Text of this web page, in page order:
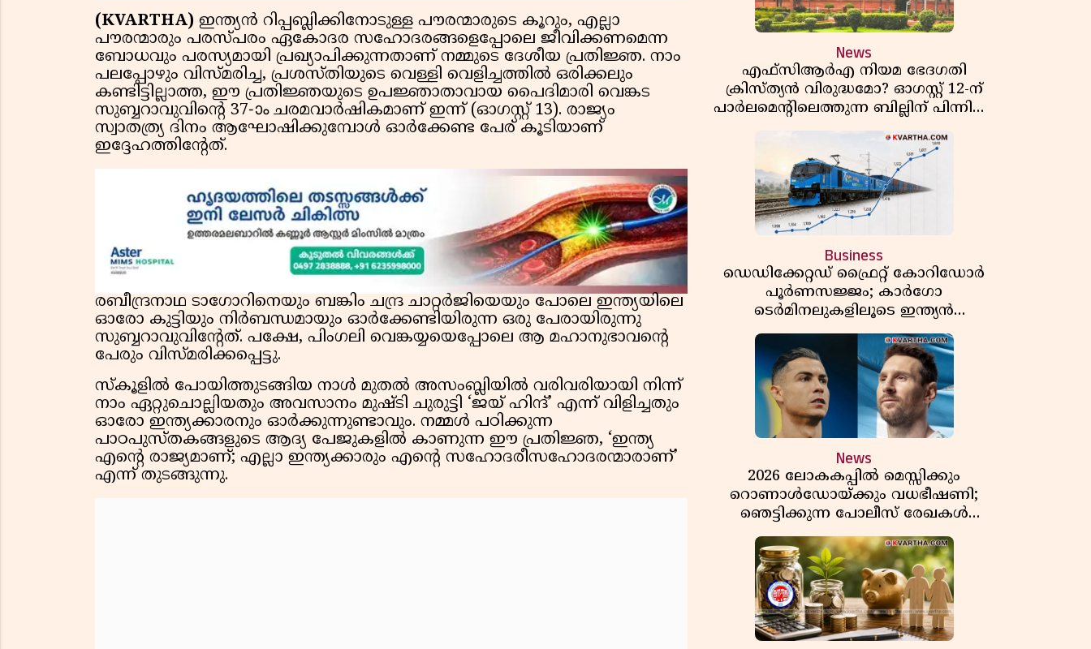
(KVARTHA) ഇന്ത്യൻ റിപ്പബ്ലിക്കിനോടുള്ള പൗരന്മാരുടെ കൂറും, എല്ലാ
പൗരന്മാരും പരസ്പരം ഏകോദര സഹോദരങ്ങളെപ്പോലെ ജീവിക്കണമെന്ന
ബോധവും പരസ്യമായി പ്രഖ്യാപിക്കുന്നതാണ് നമ്മുടെ ദേശീയ പ്രതിജ്ഞ. നാം
പലപ്പോഴും വിസ്മരിച്ച, പ്രശസ്തിയുടെ വെള്ളി വെളിച്ചത്തിൽ ഒരിക്കലും
കണ്ടിട്ടില്ലാത്ത, ഈ പ്രതിജ്ഞയുടെ ഉപജ്ഞാതാവായ പൈദിമാരി വെങ്കട
സുബ്ബറാവുവിന്റെ 37-ാം ചരമവാർഷികമാണ് ഇന്ന് (ഓഗസ്റ്റ് 13). രാജ്യം
സ്വാതത്ര്യ ദിനം ആഘോഷിക്കുമ്പോൾ ഓർക്കേണ്ട പേര് കൂടിയാണ്
ഇദ്ദേഹത്തിൻ്റേത്.
രബീന്ദ്രനാഥ ടാഗോറിനെയും ബങ്കിം ചന്ദ്ര ചാറ്റർജിയെയും പോലെ ഇന്ത്യയിലെ
ഓരോ കുട്ടിയും നിർബന്ധമായും ഓർക്കേണ്ടിയിരുന്ന ഒരു പേരായിരുന്നു
സുബ്ബറാവുവിന്റേത്. പക്ഷേ, പിംഗലി വെങ്കയ്യയെപ്പോലെ ആ മഹാനുഭാവന്റെ
പേരും വിസ്മരിക്കപ്പെട്ടു.
സ്കൂളിൽ പോയിത്തുടങ്ങിയ നാൾ മുതൽ അസംബ്ലിയിൽ വരിവരിയായി നിന്ന്
നാം ഏറ്റുചൊല്ലിയതും അവസാനം മുഷ്ടി ചുരുട്ടി ‘ജയ് ഹിന്ദ്’ എന്ന് വിളിച്ചതും
ഓരോ ഇന്ത്യക്കാരനും ഓർക്കുന്നുണ്ടാവും. നമ്മൾ പഠിക്കുന്ന
പാഠപുസ്തകങ്ങളുടെ ആദ്യ പേജുകളിൽ കാണുന്ന ഈ പ്രതിജ്ഞ, ‘ഇന്ത്യ
എന്റെ രാജ്യമാണ്; എല്ലാ ഇന്ത്യക്കാരും എന്റെ സഹോദരീസഹോദരന്മാരാണ്’
എന്ന് തുടങ്ങുന്നു.
News
എഫ്സിആർഎ നിയമ ഭേദഗതി
ക്രിസ്ത്യൻ വിരുദ്ധമോ? ഓഗസ്റ്റ് 12-ന്
പാർലമെന്റിലെത്തുന്ന ബില്ലിന് പിന്നിലെ
യഥാർത്ഥ അജണ്ട എന്ത്?
Business
ഡെഡിക്കേറ്റഡ് ഫ്രൈറ്റ് കോറിഡോർ
പൂർണസജ്ജം; കാർഗോ
ടെർമിനലുകളിലൂടെ ഇന്ത്യൻ
റെയിൽവേയുടെ ചരക്ക് ഗതാഗതത്തിൽ
വൻ കുതിപ്പ്
News
2026 ലോകകപ്പിൽ മെസ്സിക്കും
റൊണാൾഡോയ്ക്കും വധഭീഷണി;
ഞെട്ടിക്കുന്ന പോലീസ് രേഖകൾ
പുറത്ത്